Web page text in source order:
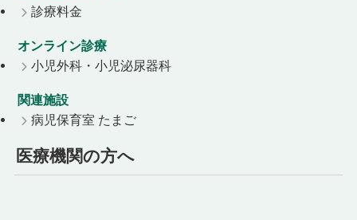
診療料金
オンライン診療
小児外科・小児泌尿器科
関連施設
病児保育室 たまご
医療機関の方へ